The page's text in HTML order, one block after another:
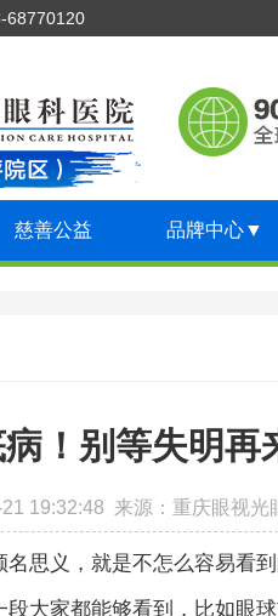
68770120
慈善公益 品牌中心▼
病！别等失明再
21 19:32:48 来源：重庆眼视
义，就是不怎么容易看到
家都能够看到，比如眼球